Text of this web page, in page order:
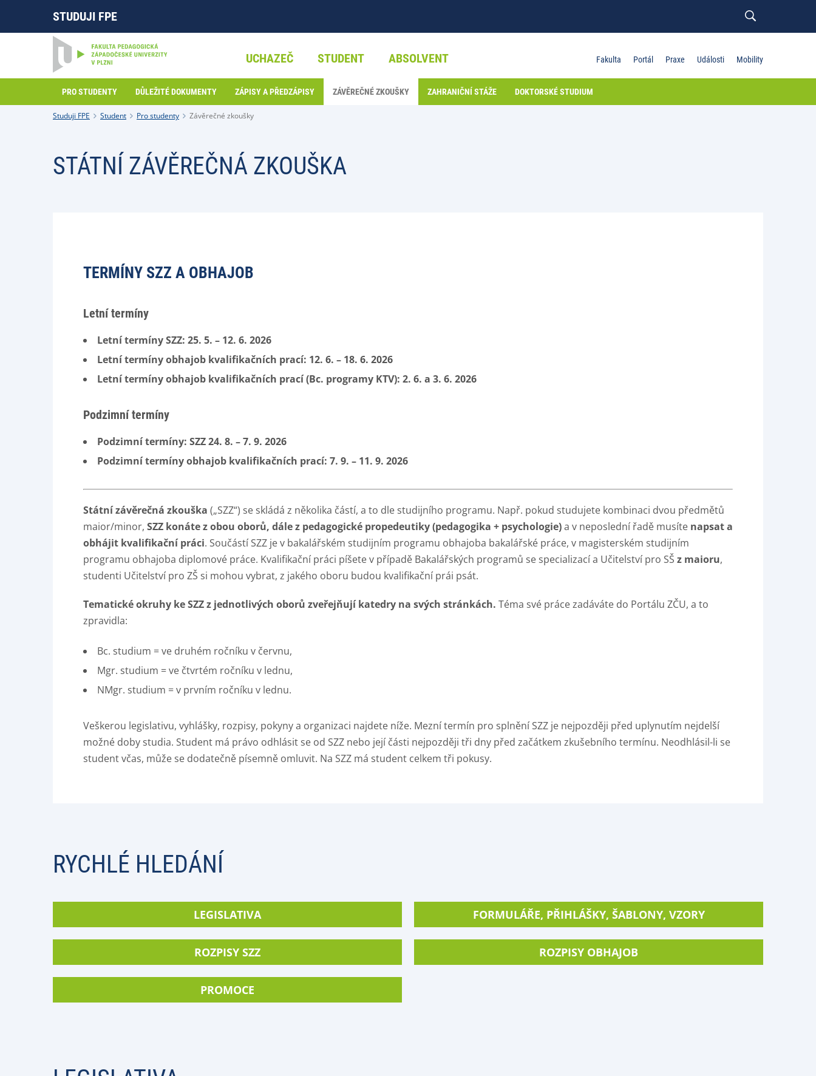
STUDUJI FPE
UCHAZEČ STUDENT ABSOLVENT Fakulta Portál Praxe Události Mobility
PRO STUDENTY DŮLEŽITÉ DOKUMENTY ZÁPISY A PŘEDZÁPISY ZÁVĚREČNÉ ZKOUŠKY ZAHRANIČNÍ STÁŽE DOKTORSKÉ STUDIUM
Studuji FPE Student Pro studenty Závěrečné zkoušky
STÁTNÍ ZÁVĚREČNÁ ZKOUŠKA
TERMÍNY SZZ A OBHAJOB
Letní termíny
Letní termíny SZZ: 25. 5. – 12. 6. 2026
Letní termíny obhajob kvalifikačních prací: 12. 6. – 18. 6. 2026
Letní termíny obhajob kvalifikačních prací (Bc. programy KTV): 2. 6. a 3. 6. 2026
Podzimní termíny
Podzimní termíny: SZZ 24. 8. – 7. 9. 2026
Podzimní termíny obhajob kvalifikačních prací: 7. 9. – 11. 9. 2026
Státní závěrečná zkouška („SZZ“) se skládá z několika částí, a to dle studijního programu. Např. pokud studujete kombinaci dvou předmětů
maior/minor, SZZ konáte z obou oborů, dále z pedagogické propedeutiky(pedagogika + psychologie)a v neposlední řadě musíte napsat a
obhájit kvalifikační práci. Součástí SZZ je v bakalářském studijním programu obhajoba bakalářské práce, v magisterském studijním
programu obhajoba diplomové práce. Kvalifikační práci píšete v případě Bakalářských programů se specializací a Učitelství pro SŠ z maioru,
studenti Učitelství pro ZŠ si mohou vybrat, z jakého oboru budou kvalifikační prái psát.
Tematické okruhy ke SZZ z jednotlivých oborů zveřejňují katedry na svých stránkách. Téma své práce zadáváte do Portálu ZČU, a to
zpravidla:
Bc. studium = ve druhém ročníku v červnu,
Mgr. studium = ve čtvrtém ročníku v lednu,
NMgr. studium = v prvním ročníku v lednu.
Veškerou legislativu, vyhlášky, rozpisy, pokyny a organizaci najdete níže. Mezní termín pro splnění SZZ je nejpozději před uplynutím nejdelší
možné doby studia. Student má právo odhlásit se od SZZ nebo její části nejpozději tři dny před začátkem zkušebního termínu. Neodhlásil-li se
student včas, může se dodatečně písemně omluvit. Na SZZ má student celkem tři pokusy.
RYCHLÉ HLEDÁNÍ
LEGISLATIVA FORMULÁŘE, PŘIHLÁŠKY, ŠABLONY, VZORY
ROZPISY SZZ ROZPISY OBHAJOB
PROMOCE